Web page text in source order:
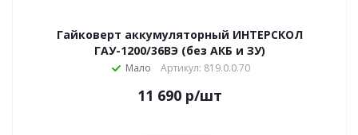
Гайковерт аккумуляторный ИНТЕРСКОЛ
ГАУ-1200/36ВЭ (без АКБ и ЗУ)
Мало Артикул: 819.0.0.70
11 690 р/шт